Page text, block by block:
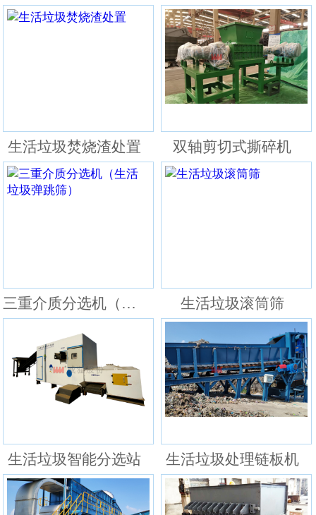
生活垃圾焚烧渣处置 双轴剪切式撕碎机
三重介质分选机（生活垃圾弹跳筛） 生活垃圾滚筒筛
生活垃圾智能分选站 生活垃圾处理链板机